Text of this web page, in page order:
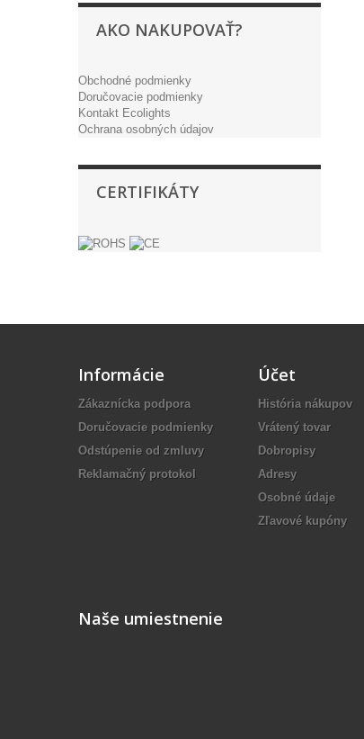
AKO NAKUPOVAŤ?
Obchodné podmienky
Doručovacie podmienky
Kontakt Ecolights
Ochrana osobných údajov
CERTIFIKÁTY
Informácie
Zákaznícka podpora
Doručovacie podmienky
Odstúpenie od zmluvy
Reklamačný protokol
Účet
História nákupov
Vrátený tovar
Dobropisy
Adresy
Osobné údaje
Zľavové kupóny
Naše umiestnenie